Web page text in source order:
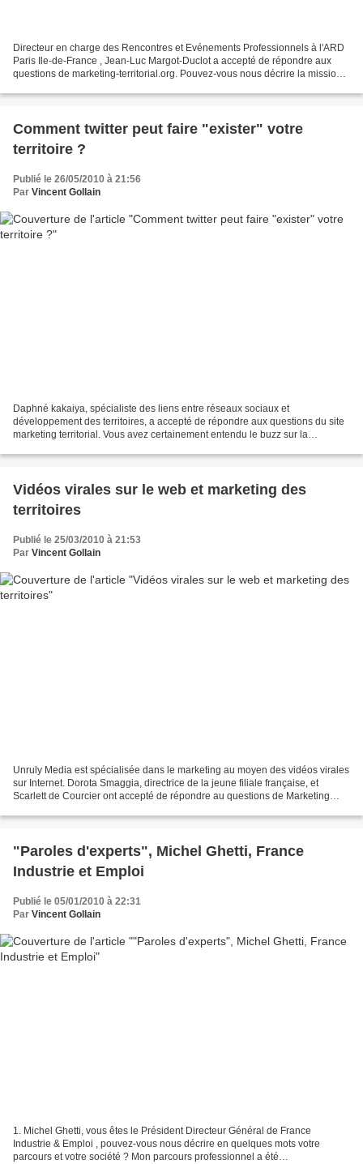
Directeur en charge des Rencontres et Evénements Professionnels à l'ARD
Paris Ile-de-France , Jean-Luc Margot-Duclot a accepté de répondre aux
questions de marketing-territorial.org. Pouvez-vous nous décrire la mission
Comment twitter peut faire "exister" votre
territoire ?
Publié le 26/05/2010 à 21:56
Par Vincent Gollain
Daphné kakaiya, spécialiste des liens entre réseaux sociaux et
développement des territoires, a accepté de répondre aux questions du site
marketing territorial. Vous avez certainement entendu le buzz sur la
Vidéos virales sur le web et marketing des
territoires
Publié le 25/03/2010 à 21:53
Par Vincent Gollain
Unruly Media est spécialisée dans le marketing au moyen des vidéos virales
sur Internet. Dorota Smaggia, directrice de la jeune filiale française, et
Scarlett de Courcier ont accepté de répondre au questions de Marketing
"Paroles d'experts", Michel Ghetti, France
Industrie et Emploi
Publié le 05/01/2010 à 22:31
Par Vincent Gollain
1. Michel Ghetti, vous êtes le Président Directeur Général de France
Industrie & Emploi , pouvez-vous nous décrire en quelques mots votre
parcours et votre société ? Mon parcours professionnel a été